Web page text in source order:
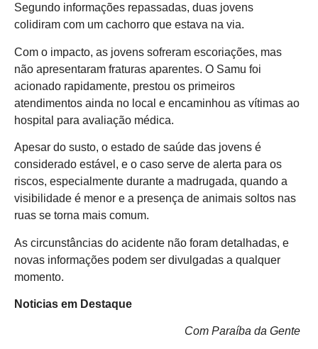
Segundo informações repassadas, duas jovens
colidiram com um cachorro que estava na via.
Com o impacto, as jovens sofreram escoriações, mas
não apresentaram fraturas aparentes. O Samu foi
acionado rapidamente, prestou os primeiros
atendimentos ainda no local e encaminhou as vítimas ao
hospital para avaliação médica.
Apesar do susto, o estado de saúde das jovens é
considerado estável, e o caso serve de alerta para os
riscos, especialmente durante a madrugada, quando a
visibilidade é menor e a presença de animais soltos nas
ruas se torna mais comum.
As circunstâncias do acidente não foram detalhadas, e
novas informações podem ser divulgadas a qualquer
momento.
Noticias em Destaque
Com Paraíba da Gente